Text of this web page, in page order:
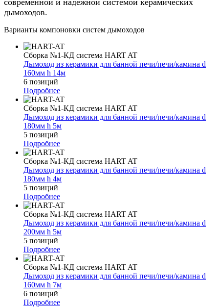
дымоходов.
Варианты компоновки систем дымоходов
Сборка №1-КД система HART AT
Дымоход из керамики для банной печи/печи/камина d
160мм h 14м
6 позиций
Подробнее
Сборка №1-КД система HART AT
Дымоход из керамики для банной печи/печи/камина d
180мм h 5м
5 позиций
Подробнее
Сборка №1-КД система HART AT
Дымоход из керамики для банной печи/печи/камина d
180мм h 4м
5 позиций
Подробнее
Сборка №1-КД система HART AT
Дымоход из керамики для банной печи/печи/камина d
200мм h 5м
5 позиций
Подробнее
Сборка №1-КД система HART AT
Дымоход из керамики для банной печи/печи/камина d
160мм h 7м
6 позиций
Подробнее